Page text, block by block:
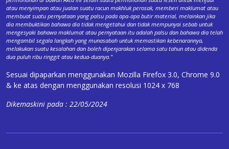
atau menyimpan atau jualan suatu racun makhluk perosak, memberi maklumat atau
membuat suatu pernyataan yang palsu pada apa-apa butir material, melainkan jika
dia membuktikan bahawa dia tidak mengetahui dan tidak mempunyai sebab untuk
mengesyaki bahawa maklumat atau pernyataan itu adalah palsu dan bahawa dia telah
mengambil segala langkah yang munasabah untuk memastikan kebenarannya,
melakukan suatu kesalahan dan boleh dipenjarakan selama satu tahun atau didenda
dua puluh ribu ringgit atau kedua-duanya."
Sesuai dipaparkan menggunakan Mozilla Firefox 3.0, Chrome 9.0
& ke atas dengan menggunakan resolusi 1024 x 768
Dikemaskini pada : 22/05/2024